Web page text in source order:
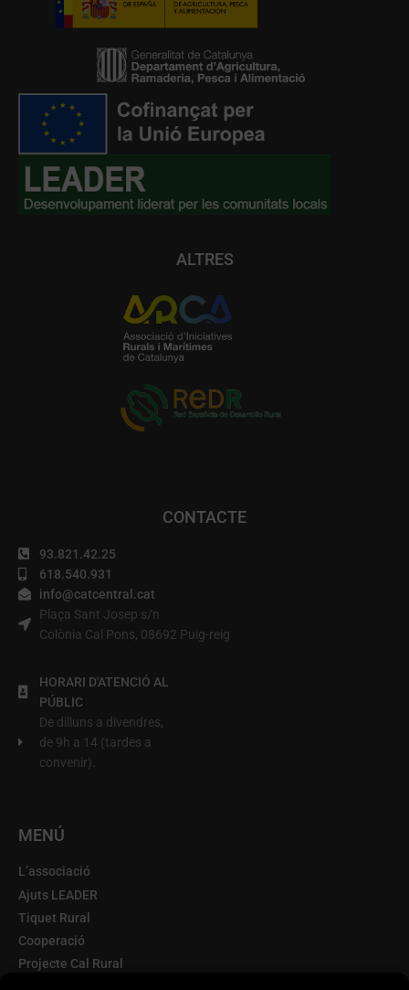
ALTRES
CONTACTE
93.821.42.25
618.540.931
info@catcentral.cat
Plaça Sant Josep s/n
Colònia Cal Pons, 08692 Puig-reig
HORARI D'ATENCIÓ AL
PÚBLIC
De dilluns a divendres,
de 9h a 14 (tardes a
convenir).
MENÚ
L’associació
Ajuts LEADER
Tiquet Rural
Cooperació
Projecte Cal Rural